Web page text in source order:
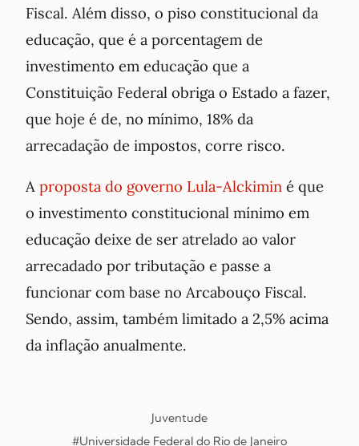
Fiscal. Além disso, o piso constitucional da
educação, que é a porcentagem de
investimento em educação que a
Constituição Federal obriga o Estado a fazer,
que hoje é de, no mínimo, 18% da
arrecadação de impostos, corre risco.
A proposta do governo Lula-Alckimin é que
o investimento constitucional mínimo em
educação deixe de ser atrelado ao valor
arrecadado por tributação e passe a
funcionar com base no Arcabouço Fiscal.
Sendo, assim, também limitado a 2,5% acima
da inflação anualmente.
Juventude
#Universidade Federal do Rio de Janeiro